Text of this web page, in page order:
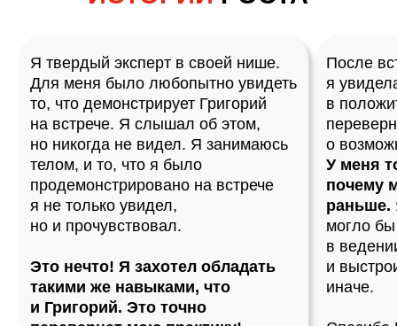
ВОПРОСЫ, КОТОРЫЕ
ЗАДАЮТ ВСЕ